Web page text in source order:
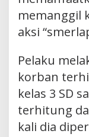
memanggil
aksi
Pelaku
korban
kelas 3 SD
terhitung
kali dia